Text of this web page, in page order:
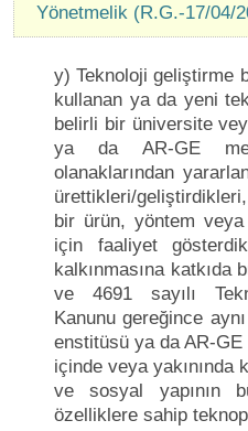
Yönetmelik (R.G.-17/04/
y) Teknoloji geliştirme
kullanan ya da yeni
belirli bir üniversite
ya da AR-GE
olanaklarından
ürettikleri/
bir ürün, yöntem
için faaliyet
kalkınmasına katkıda
ve 4691 sayılı
Kanunu gereğince
enstitüsü ya da AR-
içinde veya yakınında
ve sosyal yapının
özelliklere sahip